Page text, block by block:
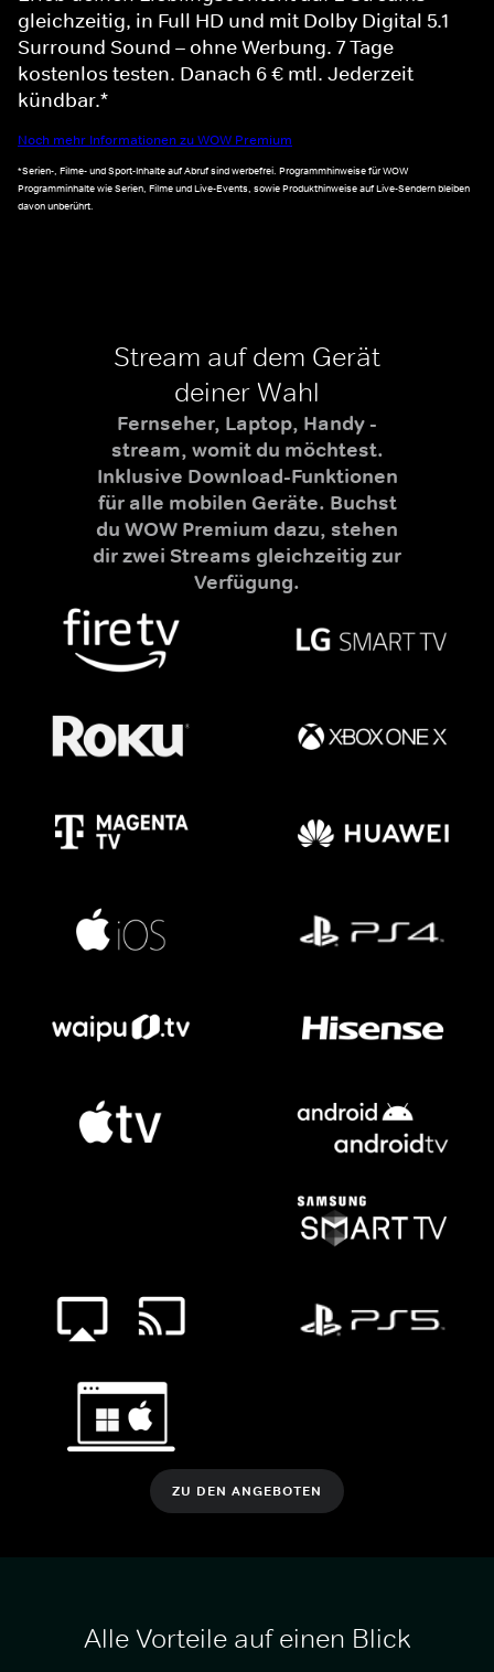
gleichzeitig, in Full HD und mit Dolby Digital 5.1
Surround Sound – ohne Werbung. 7 Tage
kostenlos testen. Danach 6 € mtl. Jederzeit
kündbar.*
Noch mehr Informationen zu WOW Premium
*Serien-, Filme- und Sport-Inhalte auf Abruf sind werbefrei. Programmhinweise für WOW
Programminhalte wie Serien, Filme und Live-Events, sowie Produkthinweise auf Live-Sendern bleiben
davon unberührt.
Stream auf dem Gerät
deiner Wahl
Fernseher, Laptop, Handy -
stream, womit du möchtest.
Inklusive Download-Funktionen
für alle mobilen Geräte. Buchst
du WOW Premium dazu, stehen
dir zwei Streams gleichzeitig zur
Verfügung.
ZU DEN ANGEBOTEN
Alle Vorteile auf einen Blick